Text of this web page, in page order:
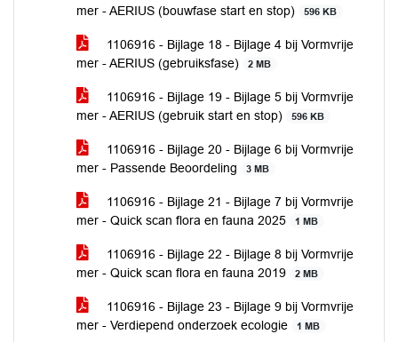
mer - AERIUS (bouwfase start en stop)
596 KB
1106916 - Bijlage 18 - Bijlage 4 bij Vormvrije
mer - AERIUS (gebruiksfase)
2 MB
1106916 - Bijlage 19 - Bijlage 5 bij Vormvrije
mer - AERIUS (gebruik start en stop)
596 KB
1106916 - Bijlage 20 - Bijlage 6 bij Vormvrije
mer - Passende Beoordeling
3 MB
1106916 - Bijlage 21 - Bijlage 7 bij Vormvrije
mer - Quick scan flora en fauna 2025
1 MB
1106916 - Bijlage 22 - Bijlage 8 bij Vormvrije
mer - Quick scan flora en fauna 2019
2 MB
1106916 - Bijlage 23 - Bijlage 9 bij Vormvrije
mer - Verdiepend onderzoek ecologie
1 MB